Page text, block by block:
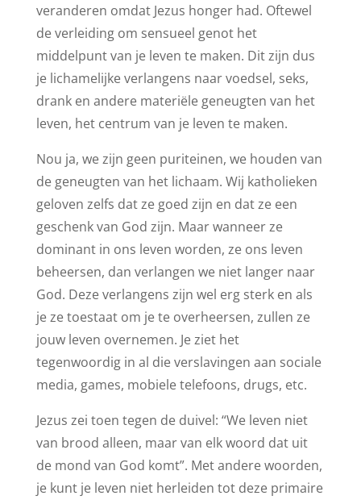
veranderen omdat Jezus honger had. Oftewel
de verleiding om sensueel genot het
middelpunt van je leven te maken. Dit zijn dus
je lichamelijke verlangens naar voedsel, seks,
drank en andere materiële geneugten van het
leven, het centrum van je leven te maken.
Nou ja, we zijn geen puriteinen, we houden van
de geneugten van het lichaam. Wij katholieken
geloven zelfs dat ze goed zijn en dat ze een
geschenk van God zijn. Maar wanneer ze
dominant in ons leven worden, ze ons leven
beheersen, dan verlangen we niet langer naar
God. Deze verlangens zijn wel erg sterk en als
je ze toestaat om je te overheersen, zullen ze
jouw leven overnemen. Je ziet het
tegenwoordig in al die verslavingen aan sociale
media, games, mobiele telefoons, drugs, etc.
Jezus zei toen tegen de duivel: “We leven niet
van brood alleen, maar van elk woord dat uit
de mond van God komt”. Met andere woorden,
je kunt je leven niet herleiden tot deze primaire